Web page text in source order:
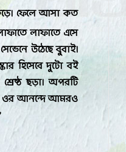
ফেলে আসা কত
লাফাতে এসে
উঠেছে বুবাই।
হিসেবে দুটো বই
ছড়া। অপরটি
ওর আনন্দে আমরও